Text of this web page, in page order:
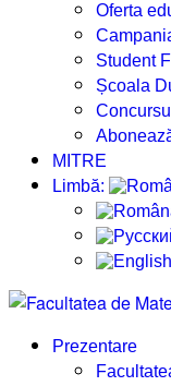
Oferta
Student
Școala
MITRE
Limbă:
Prezentare